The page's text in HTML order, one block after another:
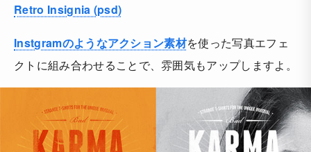
Retro Insignia (psd)
Instgramのようなアクション素材を使った写真エフェ
クトに組み合わせることで、雰囲気もアップしますよ。